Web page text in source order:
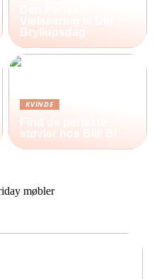
Vielsesring til Din
Bryllupsdag
KVINDE
Find de perfekte
støvler hos Billi Bi
møbler